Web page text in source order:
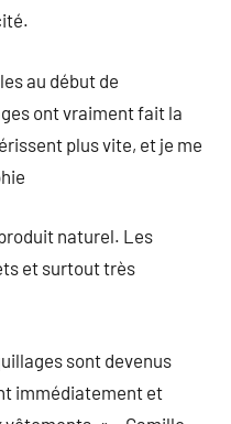
au début de
ont vraiment fait la
plus vite, et je me
produit naturel. Les
et surtout très
sont devenus
immédiatement et